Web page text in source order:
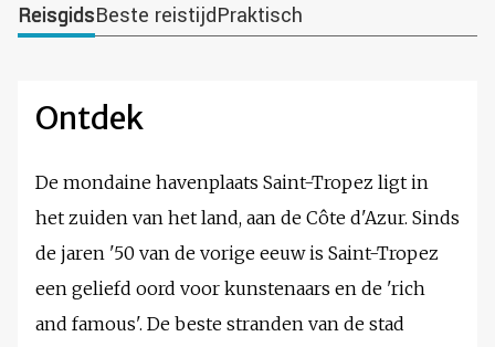
ReisgidsBeste reistijdPraktisch
Ontdek
De mondaine havenplaats Saint-Tropez ligt in
het zuiden van het land, aan de Côte d'Azur. Sinds
de jaren '50 van de vorige eeuw is Saint-Tropez
een geliefd oord voor kunstenaars en de 'rich
and famous'. De beste stranden van de stad